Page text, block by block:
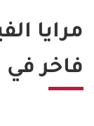
مرايا
فاخر في